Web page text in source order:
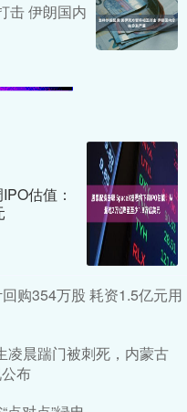
击 伊朗国内
估值：
购354万股 耗资1.5亿元用
凌晨踹门被刺死，内蒙古
布